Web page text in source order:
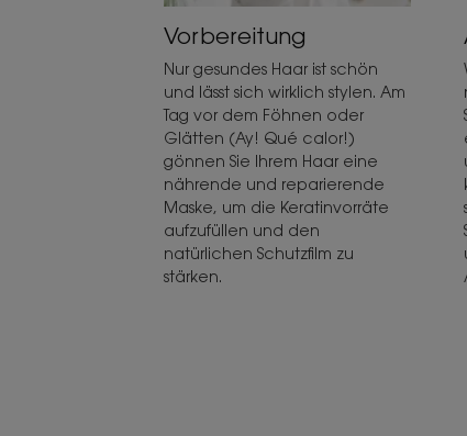
Vorbereitung
Nur gesundes Haar ist schön
und lässt sich wirklich stylen. Am
Tag vor dem Föhnen oder
Glätten (Ay! Qué calor!)
gönnen Sie Ihrem Haar eine
nährende und reparierende
Maske, um die Keratinvorräte
aufzufüllen und den
natürlichen Schutzfilm zu
stärken.